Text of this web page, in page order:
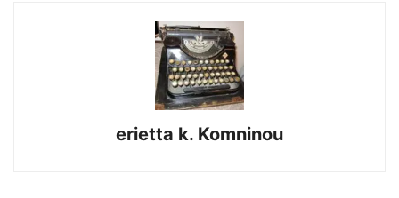
erietta k. Komninou